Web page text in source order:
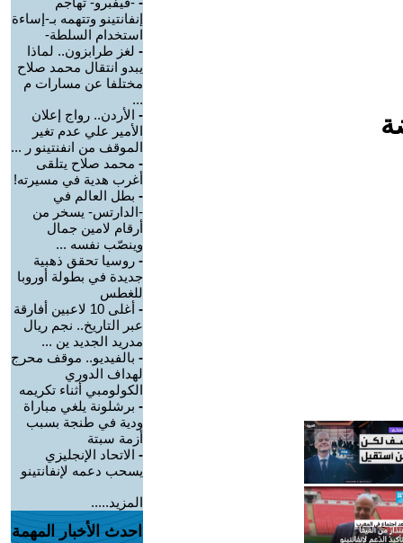
إنفانتينو وتتهمه بـ-إساءة
استخدام السلطة-
- لغز طرابزون.. لماذا
يبدو انتقال محمد صلاح
مختلفا عن مسارات م
...
- الأردن.. رواج إعلان
الأمير علي عدم تغير
الموقف من انفنتينو ر ...
- محمد صلاح يتلقى
أغرب هدية في مسيرته!
- بطل العالم في
-الدارتس- يسخر من
أرقام لامين جمال
وينصّب نفسه ...
- روسيا تحقق ذهبية
جديدة في بطولة أوروبا
للغطس
-
أغلى 10 لاعبين أفارقة
عبر التاريخ.. نجم ريال
مدريد الجديد ين ...
- بالفيديو.. موقف محرج
لهداف الدوري
الكولومبي أثناء تكريمه
- برشلونة يلغي مباراة
ودية في طنجة بسبب
أزمة سبتة
- الاتحاد الإنجليزي
يسحب دعمه لإنفانتينو
المزيد.....
احدث الأخبار المهمة